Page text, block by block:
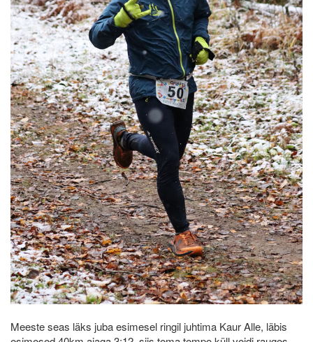
Meeste seas läks juba esimesel ringil juhtima Kaur Alle, läbis